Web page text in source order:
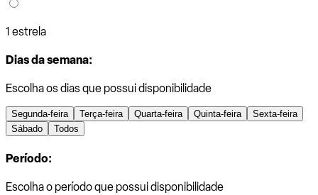
1 estrela
Dias da semana:
Escolha os dias que possui disponibilidade
Segunda-feira Terça-feira Quarta-feira Quinta-feira
Sexta-feira
Sábado
Todos
Período:
Escolha o período que possui disponibilidade